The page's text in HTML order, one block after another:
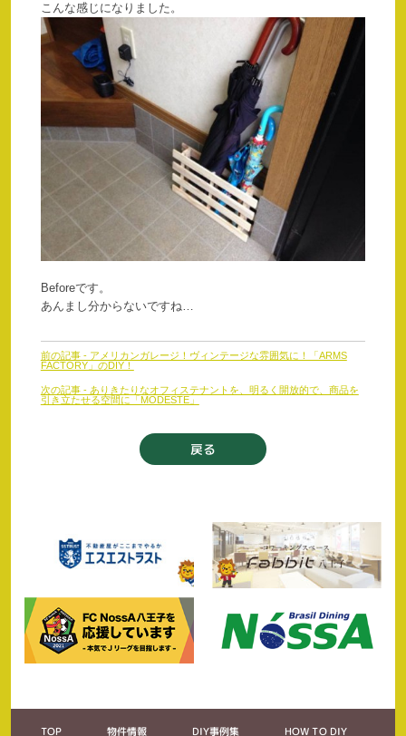
こんな感じになりました。
Beforeです。
あんまし分からないですね…
前
後
の
記
前の記事 - アメリカンガレージ！ヴィンテージな雰囲気に！「ARMS
FACTORY」のDIY！
次の記事 - ありきたりなオフィステナントを、明るく開放的で、商品を
引き立たせる空間に「MODESTE」
戻る
TOP 物件情報 DIY事例集 HOW TO DIY